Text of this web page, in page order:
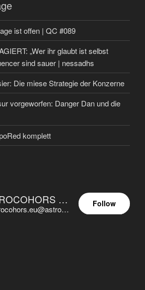
ist offen | QC #089
„Wer ihr glaubt ist selbst
sind sauer | nessadhs
Die miese Strategie der Konzerne
vorgeworfen: Danger Dan und die
komplett
ASTROCOHORS EUNOIA ULTIMA
@astrocohors.eu@astrocohors.eu
Follow